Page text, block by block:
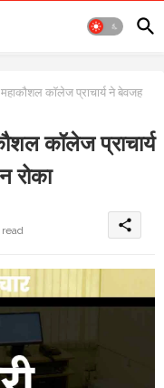
कॉलेज प्राचार्य ने बेवजह
कॉलेज प्राचार्य
रोका
share